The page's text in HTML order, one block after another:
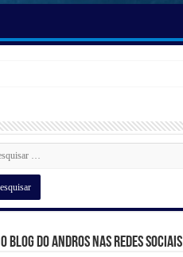
Blog do Andros nas Redes Sociais